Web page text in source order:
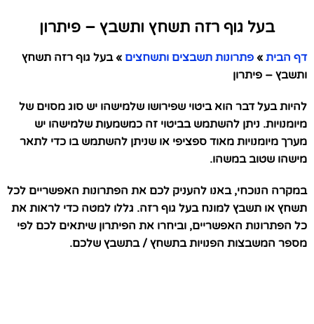
בעל גוף רזה תשחץ ותשבץ – פיתרון
דף הבית » פתרונות תשבצים ותשחצים » בעל גוף רזה תשחץ
ותשבץ – פיתרון
להיות בעל דבר הוא ביטוי שפירושו שלמישהו יש סוג מסוים של
מיומנויות. ניתן להשתמש בביטוי זה כמשמעות שלמישהו יש
מערך מיומנויות מאוד ספציפי או שניתן להשתמש בו כדי לתאר
מישהו שטוב במשהו.
במקרה הנוכחי, באנו להעניק לכם את הפתרונות האפשריים לכל
תשחץ או תשבץ למונח בעל גוף רזה. גללו למטה כדי לראות את
כל הפתרונות האפשריים, וביחרו את הפיתרון שיתאים לכם לפי
מספר המשבצות הפנויות בתשחץ / בתשבץ שלכם.